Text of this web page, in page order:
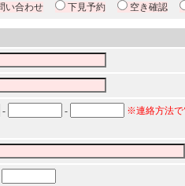
い合わせ 下見予約 空き確認
- -
※連絡方法で